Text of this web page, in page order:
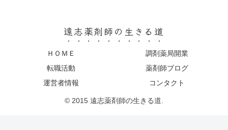
遠志薬剤師の生きる道
ＨＯＭＥ
調剤薬局開業
転職活動
薬剤師ブログ
運営者情報
コンタクト
© 2015 遠志薬剤師の生きる道.